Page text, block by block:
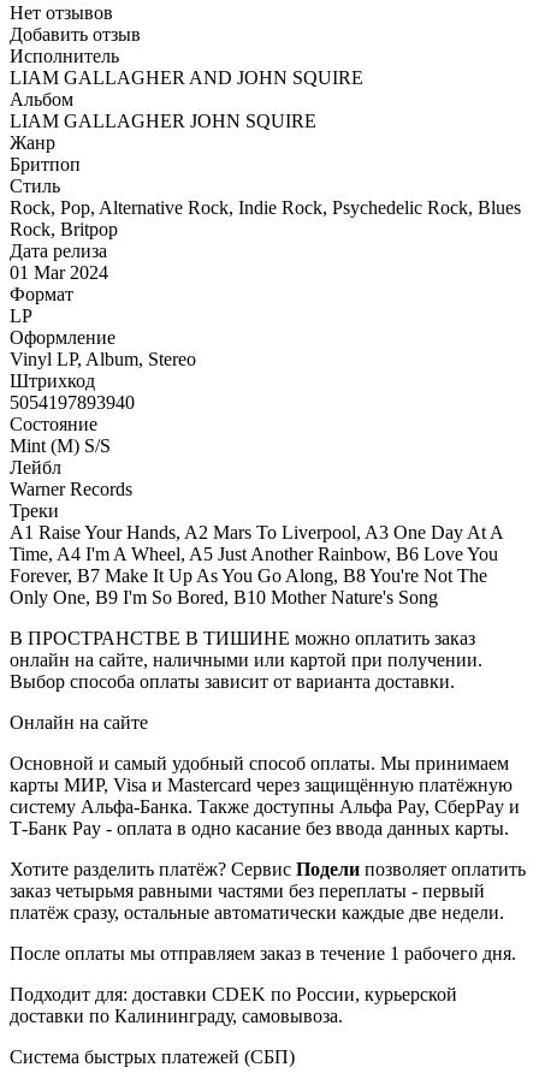
Нет отзывов
Добавить отзыв
Исполнитель
LIAM GALLAGHER AND JOHN SQUIRE
Альбом
LIAM GALLAGHER JOHN SQUIRE
Жанр
Бритпоп
Стиль
Rock, Pop, Alternative Rock, Indie Rock, Psychedelic Rock, Blues
Rock, Britpop
Дата релиза
01 Mar 2024
Формат
LP
Оформление
Vinyl LP, Album, Stereo
Штрихкод
5054197893940
Состояние
Mint (M) S/S
Лейбл
Warner Records
Треки
A1 Raise Your Hands, A2 Mars To Liverpool, A3 One Day At A
Time, A4 I'm A Wheel, A5 Just Another Rainbow, B6 Love You
Forever, B7 Make It Up As You Go Along, B8 You're Not The
Only One, B9 I'm So Bored, B10 Mother Nature's Song
В ПРОСТРАНСТВЕ В ТИШИНЕ можно оплатить заказ
онлайн на сайте, наличными или картой при получении.
Выбор способа оплаты зависит от варианта доставки.
Онлайн на сайте
Основной и самый удобный способ оплаты. Мы принимаем
карты МИР, Visa и Mastercard через защищённую платёжную
систему Альфа-Банка. Также доступны Альфа Pay, СберPay и
Т-Банк Pay - оплата в одно касание без ввода данных карты.
Хотите разделить платёж? Сервис Подели позволяет оплатить
заказ четырьмя равными частями без переплаты - первый
платёж сразу, остальные автоматически каждые две недели.
После оплаты мы отправляем заказ в течение 1 рабочего дня.
Подходит для: доставки CDEK по России, курьерской
доставки по Калининграду, самовывоза.
Система быстрых платежей (СБП)